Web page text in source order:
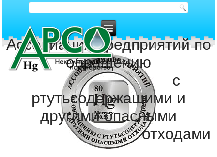
Ассоциация предприятий по
обращению
с
ртутьсодержащими и
другими опасными
отходами